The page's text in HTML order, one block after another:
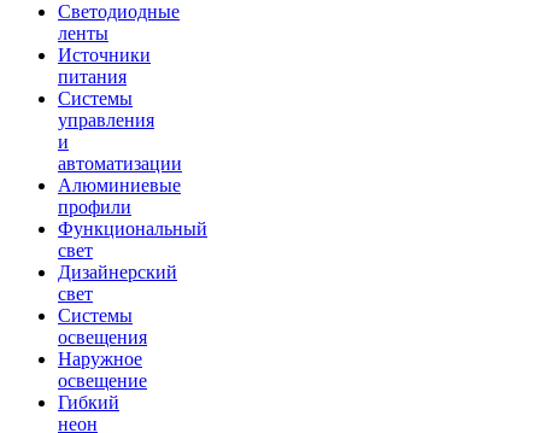
Светодиодные
ленты
Источники
питания
Системы
управления
и
автоматизации
Алюминиевые
профили
Функциональный
свет
Дизайнерский
свет
Системы
освещения
Наружное
освещение
Гибкий
неон